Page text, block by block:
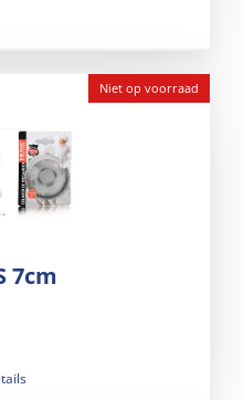
Niet op voorraad
7cm